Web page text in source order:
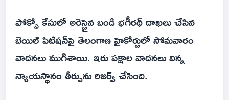
పోక్సో కేసులో అరెస్టైన బండి భగీరథ్ దాఖలు చేసిన
బెయిల్ పిటిషన్‌పై తెలంగాణ హైకోర్టులో సోమవారం
వాదనలు ముగిశాయి. ఇరు పక్షాల వాదనలు విన్న
న్యాయస్థానం తీర్పును రిజర్వ్ చేసింది.